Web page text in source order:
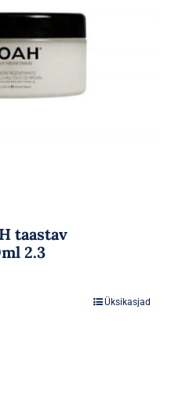
taastav
2.3
Üksikasjad